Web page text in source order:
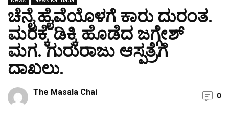
ಚೆನೈ ಹೈವೆಯೊಳಗೆ ಕಾರು ದುರಂತ.
ಮರಕ್ಕೆ ಡಿಕ್ಕಿ ಹೊಡೆದ ಜಗ್ಗೇಶ್
ಮಗ. ಗುರುರಾಜು ಆಸ್ಪತ್ರೆಗೆ
ದಾಖಲು.
The Masala Chai 0